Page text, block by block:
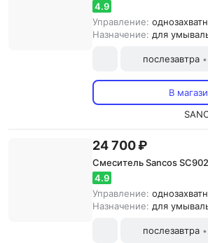
4.9
Управление:
Назначение: для
послезавтра •
В
24 700 ₽
Смеситель Sancos
4.9
Управление:
Назначение: для
послезавтра •